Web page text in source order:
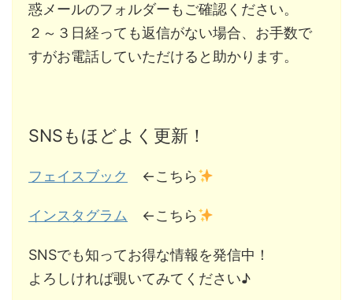
惑メールのフォルダーもご確認ください。
２～３日経っても返信がない場合、お手数で
すがお電話していただけると助かります。
SNSもほどよく更新！
フェイスブック ←こちら
インスタグラム ←こちら
SNSでも知ってお得な情報を発信中！
よろしければ覗いてみてください♪